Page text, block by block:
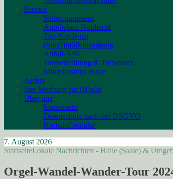
Service
Notrufnummern
Apotheken-Notdienst
Tier-Notdienst
(Sperr)müllentsorgung
Abfall-ABC
Tiervermittlung & Tierschutz
Mikrokosmos Halle
Archiv
Ihre Werbung für (H)alle
Über uns
Impressum
Datenschutz nach der DSGVO
Kontaktformular
7. August 2026
StartseiteLokale Nachrichten - Halle (Saale) &
Orgel-Wandel-Wander-Tour